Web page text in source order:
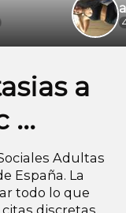
4.2
a
...
Adultas
España. La
todo lo que